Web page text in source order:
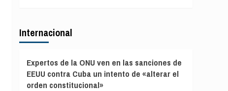
si
rechazan
menores
migrantes
de
señala
Gobierno
«consta»
el
Internacional
Expertos de la ONU ven en las sanciones de
EEUU contra Cuba un intento de «alterar el
orden constitucional»